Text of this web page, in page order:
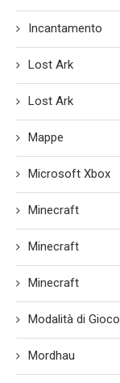
Incantamento
Lost Ark
Lost Ark
Mappe
Microsoft Xbox
Minecraft
Minecraft
Minecraft
Modalità di Gioco
Mordhau